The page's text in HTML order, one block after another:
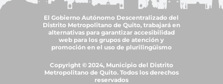
El Gobierno Autónomo Descentralizado del
Distrito Metropolitano de Quito, trabajará en
alternativas para garantizar accesibilidad
web para los grupos de atención y
promoción en el uso de plurilingüismo
Copyright © 2024, Municipio del Distrito
Metropolitano de Quito. Todos los derechos
reservados